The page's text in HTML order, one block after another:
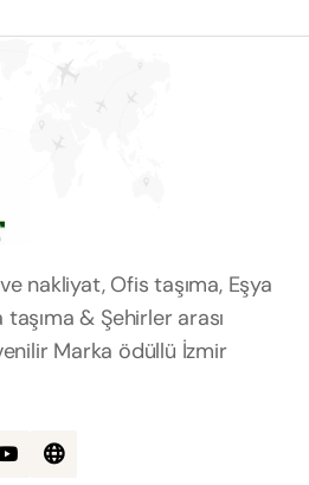
nakliyat, Ofis taşıma, Eşya
& Şehirler arası
Marka ödüllü İzmir